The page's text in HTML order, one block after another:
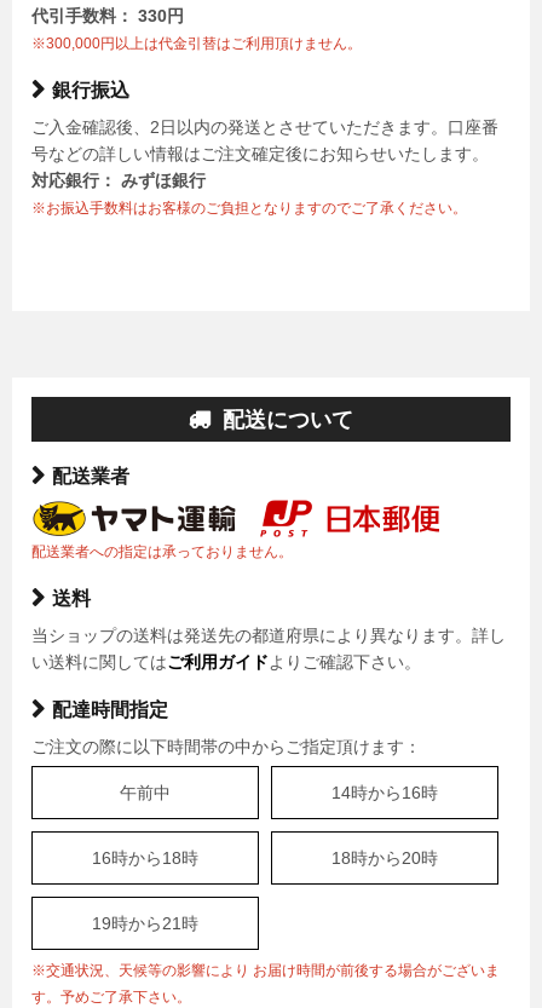
代引手数料： 330円
※300,000円以上は代金引替はご利用頂けません。
銀行振込
ご入金確認後、2日以内の発送とさせていただきます。口座番
号などの詳しい情報はご注文確定後にお知らせいたします。
対応銀行： みずほ銀行
※お振込手数料はお客様のご負担となりますのでご了承ください。
配送について
配送業者
配送業者への指定は承っておりません。
送料
当ショップの送料は発送先の都道府県により異なります。詳し
い送料に関してはご利用ガイドよりご確認下さい。
配達時間指定
ご注文の際に以下時間帯の中からご指定頂けます：
午前中 14時から16時
16時から18時 18時から20時
19時から21時
※交通状況、天候等の影響により お届け時間が前後する場合がございま
す。予めご了承下さい。